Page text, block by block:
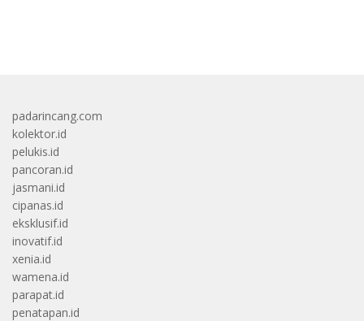
padarincang.com
kolektor.id
pelukis.id
pancoran.id
jasmani.id
cipanas.id
eksklusif.id
inovatif.id
xenia.id
wamena.id
parapat.id
penatapan.id